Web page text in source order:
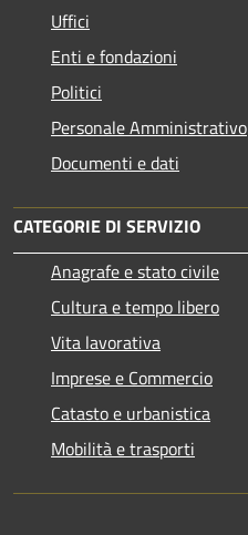
Uffici
Enti e fondazioni
Politici
Personale Amministrativo
Documenti e dati
CATEGORIE DI SERVIZIO
Anagrafe e stato civile
Cultura e tempo libero
Vita lavorativa
Imprese e Commercio
Catasto e urbanistica
Mobilità e trasporti